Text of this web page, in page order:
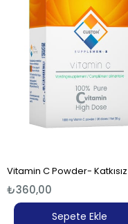
₺360,00
Sepete Ekle